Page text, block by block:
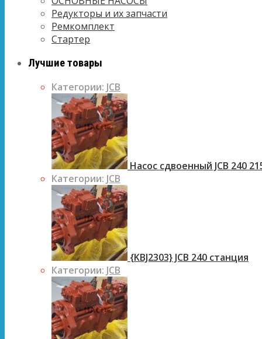
Редукторы и их запчасти
Ремкомплект
Стартер
Лучшие товары
Категории: JCB
Насос сдвоенный JCB 240
Категории: JCB
{KBJ2303} JCB 240 станция
Категории: JCB